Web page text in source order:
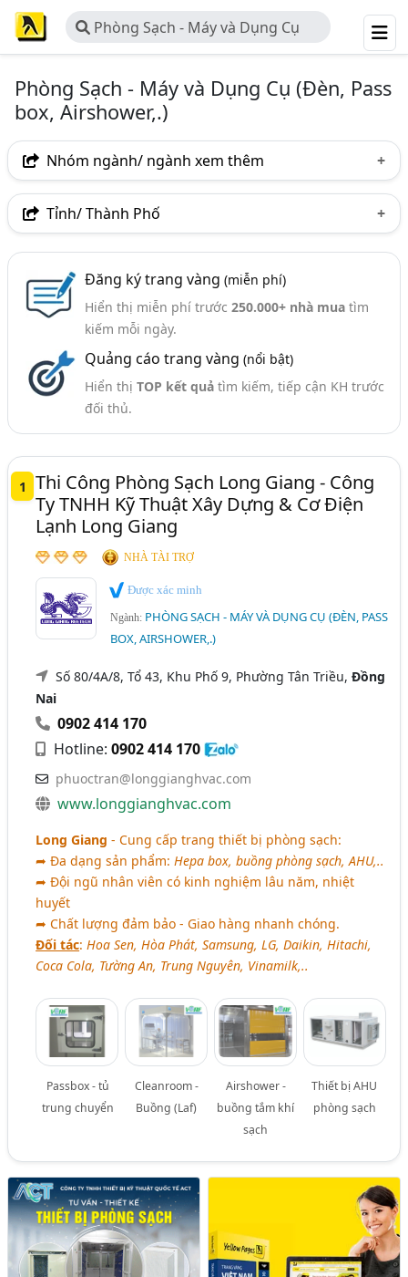
Phòng Sạch - Máy và Dụng Cụ
(Đèn, Pass box, Airshower,.)
Phòng Sạch - Máy và Dụng Cụ (Đèn, Pass
box, Airshower,.)
Nhóm ngành/ ngành xem thêm
Ngành nghề
Ngành xem thêm
Phòng Sạch - Thiết Bị Phòng Sạch, Thi Công Phòng
Sạch (333)
Tỉnh/ Thành Phố
Bình Dương
Bắc Ninh Hải Dương
Đăng ký trang vàng (miễn phí)
Hiển thị miễn phí trước 250.000+ nhà muatìm
kiếm mỗi ngày.
Quảng cáo trang vàng (nổi bật)
Hiển thị TOP kết quảtìm kiếm, tiếp cận KH trước
đối thủ.
1
Thi Công Phòng Sạch Long Giang - Công
Ty TNHH Kỹ Thuật Xây Dựng & Cơ Điện
Lạnh Long Giang
NHÀ TÀI TRỢ
Được xác minh
Ngành: PHÒNG SẠCH - MÁY VÀ DỤNG CỤ (ĐÈN, PASS
BOX, AIRSHOWER,.)
Số 80/4A/8, Tổ 43, Khu Phố 9, Phường Tân Triều,Đồng
Nai
0902 414 170
Hotline:0902 414 170
phuoctran@longgianghvac.com
www.longgianghvac.com
Long Giang - Cung cấp trang thiết bị phòng sạch:
➦ Đa dạng sản phẩm: Hepa box, buồng phòng sạch, AHU,..
➦ Đội ngũ nhân viên có kinh nghiệm lâu năm, nhiệt
huyết
➦ Chất lượng đảm bảo - Giao hàng nhanh chóng.
Đối tác: Hoa Sen, Hòa Phát, Samsung, LG, Daikin, Hitachi,
Coca Cola, Tường An, Trung Nguyên, Vinamilk,..
Passbox - tủ
trung chuyển
Cleanroom -
Buồng (Laf)
Airshower -
buồng tắm khí
sạch
Thiết bị AHU
phòng sạch